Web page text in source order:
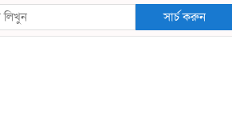
সার্চ করুন